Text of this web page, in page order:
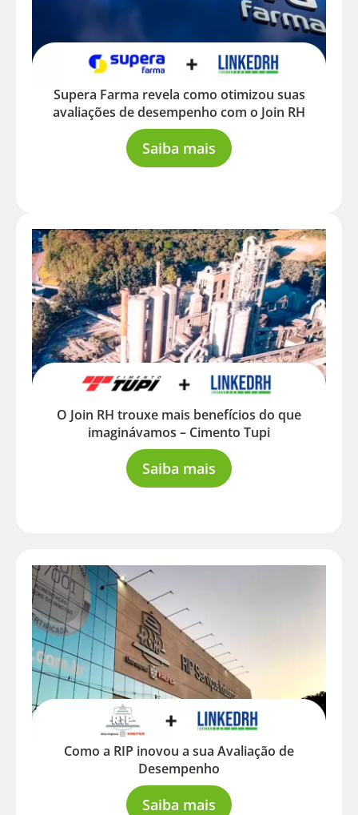
Supera Farma revela como otimizou suas
avaliações de desempenho com o Join RH
Saiba mais
O Join RH trouxe mais benefícios do que
imaginávamos – Cimento Tupi
Saiba mais
Como a RIP inovou a sua Avaliação de
Desempenho
Saiba mais